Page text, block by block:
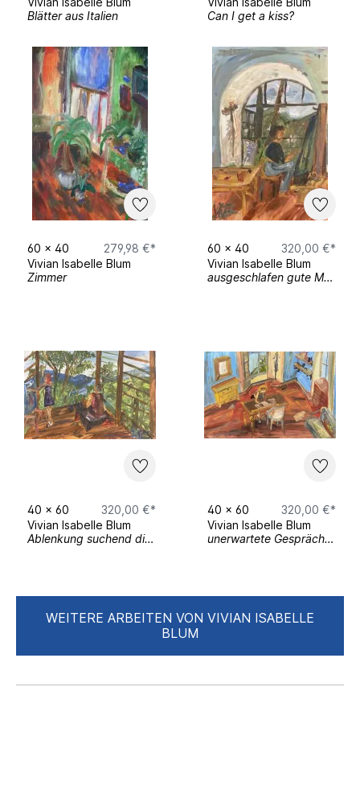
Blätter aus Italien
Can I get a kiss?
60 x 40
279,98 €*
Vivian Isabelle Blum
Zimmer
60 x 40
320,00 €*
Vivian Isabelle Blum
ausgeschlafen gute Musik füllt den Raum zitternd de kalten Boden unter mir, lachen, entspannte Freude mit anbahnendem Hunger
40 x 60
320,00 €*
Vivian Isabelle Blum
Ablenkung suchend die Hütte findend Räucherstäbchen riechend die Natur wahrnehmen und ins Bild übersetzend Ruhe finden gemeinsam
40 x 60
320,00 €*
Vivian Isabelle Blum
unerwartete Gespräche umhüllt von Wärme und Kälte zugleich Helligkeit mit Schatten Verwirrung beim schreiben konzentration spaltet sich
WEITERE ARBEITEN VON VIVIAN ISABELLE
BLUM